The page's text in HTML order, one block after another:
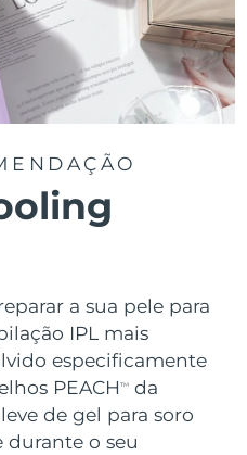
a sua pele para
IPL mais
especificamente
PEACHTM
da
de gel para soro
durante o seu